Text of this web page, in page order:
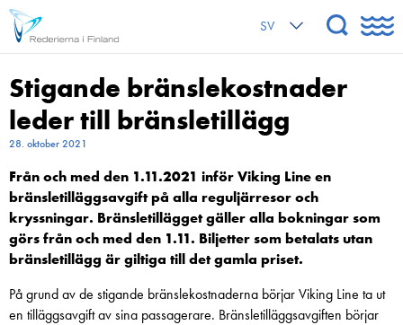
SV
Stigande bränslekostnader
leder till bränsletillägg
28. oktober 2021
Från och med den 1.11.2021 inför Viking Line en
bränsletilläggsavgift på alla reguljärresor och
kryssningar. Bränsletillägget gäller alla bokningar som
görs från och med den 1.11. Biljetter som betalats utan
bränsletillägg är giltiga till det gamla priset.
På grund av de stigande bränslekostnaderna börjar Viking Line ta ut
en tilläggsavgift av sina passagerare. Bränsletilläggsavgiften börjar